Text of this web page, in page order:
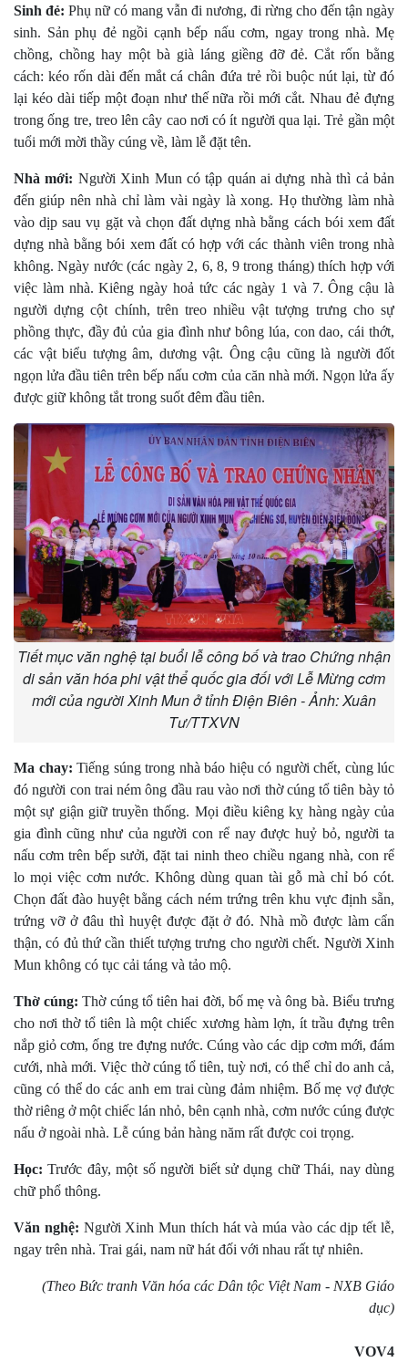
Sinh đẻ: Phụ nữ có mang vẫn đi nương, đi rừng cho đến tận ngày
sinh. Sản phụ đẻ ngồi cạnh bếp nấu cơm, ngay trong nhà. Mẹ
chồng, chồng hay một bà già láng giềng đỡ đẻ. Cắt rốn bằng
cách: kéo rốn dài đến mắt cá chân đứa trẻ rồi buộc nút lại, từ đó
lại kéo dài tiếp một đoạn như thế nữa rồi mới cắt. Nhau đẻ đựng
trong ống tre, treo lên cây cao nơi có ít người qua lại. Trẻ gần một
tuổi mới mời thầy cúng về, làm lễ đặt tên.
Nhà mới: Người Xinh Mun có tập quán ai dựng nhà thì cả bản
đến giúp nên nhà chỉ làm vài ngày là xong. Họ thường làm nhà
vào dịp sau vụ gặt và chọn đất dựng nhà bằng cách bói xem đất
dựng nhà bằng bói xem đất có hợp với các thành viên trong nhà
không. Ngày nước (các ngày 2, 6, 8, 9 trong tháng) thích hợp với
việc làm nhà. Kiêng ngày hoả tức các ngày 1 và 7. Ông cậu là
người dựng cột chính, trên treo nhiều vật tượng trưng cho sự
phồng thực, đầy đủ của gia đình như bông lúa, con dao, cái thớt,
các vật biểu tượng âm, dương vật. Ông cậu cũng là người đốt
ngọn lửa đầu tiên trên bếp nấu cơm của căn nhà mới. Ngọn lửa ấy
được giữ không tắt trong suốt đêm đầu tiên.
Tiết mục văn nghệ tại buổi lễ công bố và trao Chứng nhận
di sản văn hóa phi vật thể quốc gia đối với Lễ Mừng cơm
mới của người Xinh Mun ở tỉnh Điện Biên - Ảnh: Xuân
Tư/TTXVN
Ma chay: Tiếng súng trong nhà báo hiệu có người chết, cùng lúc
đó người con trai ném ông đầu rau vào nơi thờ cúng tổ tiên bày tỏ
một sự giận giữ truyền thống. Mọi điều kiêng kỵ hàng ngày của
gia đình cũng như của người con rể nay được huỷ bỏ, người ta
nấu cơm trên bếp sưởi, đặt tai ninh theo chiều ngang nhà, con rể
lo mọi việc cơm nước. Không dùng quan tài gỗ mà chỉ bó cót.
Chọn đất đào huyệt bằng cách ném trứng trên khu vực định sẵn,
trứng vỡ ở đâu thì huyệt được đặt ở đó. Nhà mồ được làm cẩn
thận, có đủ thứ cần thiết tượng trưng cho người chết. Người Xinh
Mun không có tục cải táng và tảo mộ.
Thờ cúng:Thờ cúng tổ tiên hai đời, bố mẹ và ông bà. Biểu trưng
cho nơi thờ tổ tiên là một chiếc xương hàm lợn, ít trầu đựng trên
nắp giỏ cơm, ống tre đựng nước. Cúng vào các dịp cơm mới, đám
cưới, nhà mới. Việc thờ cúng tổ tiên, tuỳ nơi, có thể chỉ do anh cả,
cũng có thể do các anh em trai cùng đảm nhiệm. Bố mẹ vợ được
thờ riêng ở một chiếc lán nhỏ, bên cạnh nhà, cơm nước cúng được
nấu ở ngoài nhà. Lễ cúng bản hàng năm rất được coi trọng.
Học:Trước đây, một số người biết sử dụng chữ Thái, nay dùng
chữ phổ thông.
Văn nghệ: Người Xinh Mun thích hát và múa vào các dịp tết lễ,
ngay trên nhà. Trai gái, nam nữ hát đối với nhau rất tự nhiên.
(Theo Bức tranh Văn hóa các Dân tộc Việt Nam - NXB Giáo
dục)
VOV4